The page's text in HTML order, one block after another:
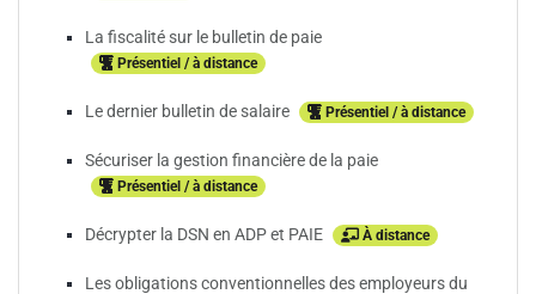
La fiscalité sur le bulletin de paie
Présentiel / à distance
Le dernier bulletin de salaire Présentiel / à distance
Sécuriser la gestion financière de la paie
Présentiel / à distance
Décrypter la DSN en ADP et PAIE À distance
Les obligations conventionnelles des employeurs du